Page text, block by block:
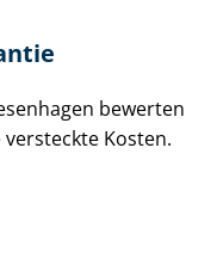
bewerten
Kosten.